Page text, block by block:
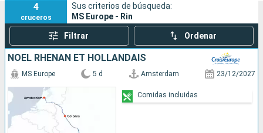
4
cruceros
Sus criterios de búsqueda:
MS Europe - Rin
Filtrar Ordenar
NOËL RHÉNAN ET HOLLANDAIS
MS Europe 5 d Amsterdam 23/12/2027
Comidas incluidas